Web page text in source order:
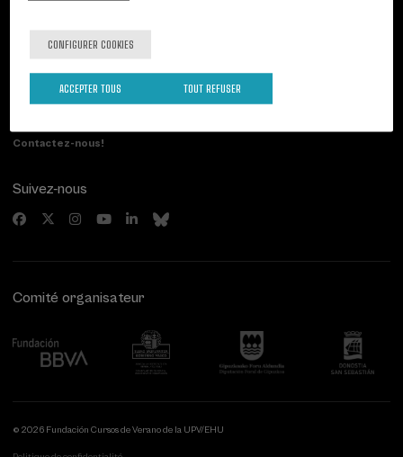
Contact
20007 Donostia / San Sebastián
Contactez-nous!
Suivez-nous
Comité organisateur
© 2026 Fundación Cursos de Verano de la UPV/EHU
CONFIGURER COOKIES
TOUT REFUSER
ACCEPTER TOUS